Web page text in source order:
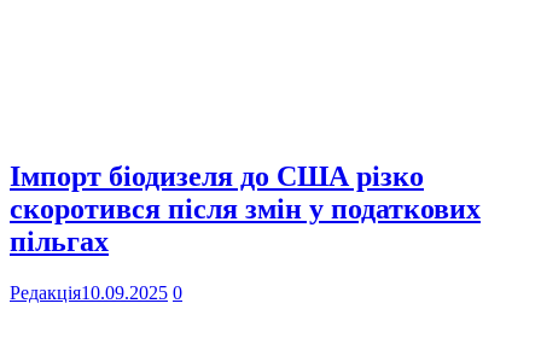
Імпорт біодизеля до США різко
скоротився після змін у податкових
пільгах
Редакція10.09.2025 0